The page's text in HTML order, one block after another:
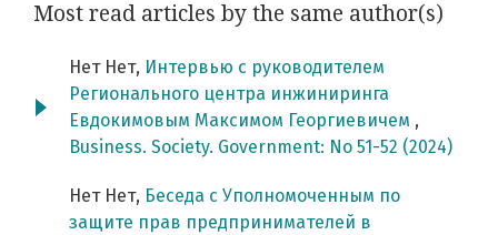
Most read articles by the same author(s)
Нет Нет, Интервью с руководителем
Регионального центра инжиниринга
Евдокимовым Максимом Георгиевичем ,
Business. Society. Government: No 51-52 (2024)
Нет Нет, Беседа с Уполномоченным по
защите прав предпринимателей в